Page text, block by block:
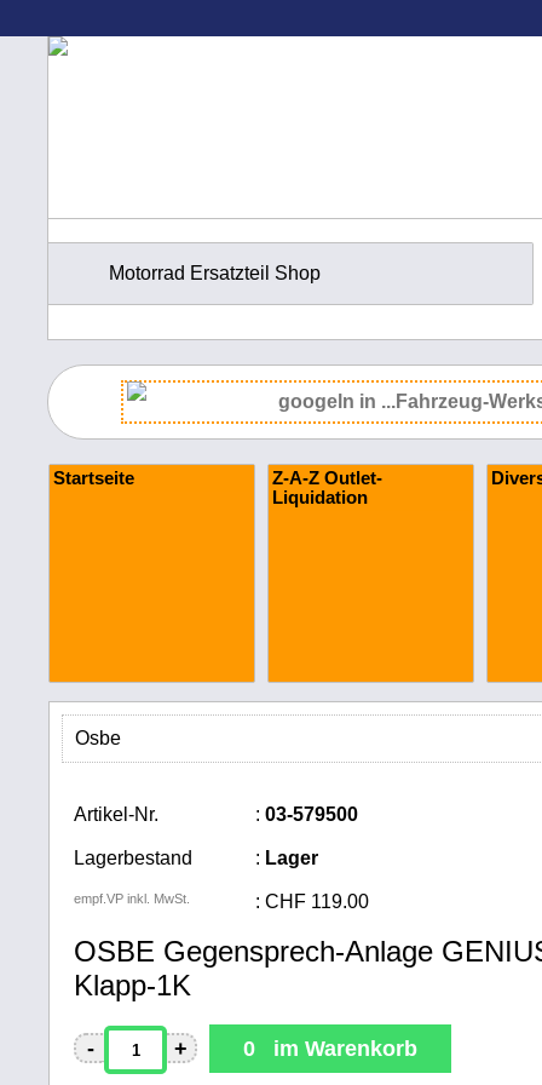
Motorrad Ersatzteil Shop
Startseite
Z-A-Z Outlet-
Liquidation
Osbe
Artikel-Nr. : 03-579500
Lagerbestand : Lager
empf.VP inkl. MwSt. : CHF 119.00
OSBE Gegensprech-Anlage
Klapp-1K
- + 0 im Warenkorb